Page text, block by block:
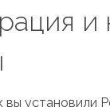
и
вы установили